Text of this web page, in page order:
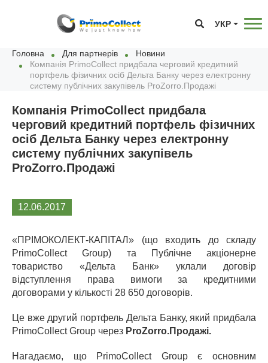
УКР
Головна Для партнерів
Новини
Компанія PrimoCollect придбала черговий кредитний
портфель фізичних осіб Дельта Банку через електронну
систему публічних закупівель ProZorro.Продажі
Компанія PrimoCollect придбала
черговий кредитний портфель фізичних
осіб Дельта Банку через електронну
систему публічних закупівель
ProZorro.Продажі
12.06.2017
«ПРІМОКОЛЕКТ-КАПІТАЛ» (що входить до складу
PrimoCollect Group) та Публічне акціонерне
товариство «Дельта Банк» уклали договір
відступлення права вимоги за кредитними
договорами у кількості 28 650 договорів.
Це вже другий портфель Дельта Банку, який придбала
PrimoCollect Group через ProZorro.Продажі.
Нагадаємо, що PrimoCollect Group є основним